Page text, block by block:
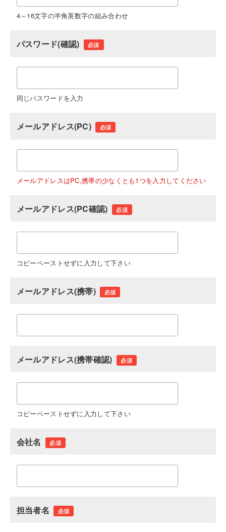
4～16文字の半角英数字の組み合わせ
パスワード(確認) 必須
同じパスワードを入力
メールアドレス(PC) 必須
メールアドレスはPC,携帯の少なくとも1つを入力してください
メールアドレス(PC確認) 必須
コピーペーストせずに入力して下さい
メールアドレス(携帯) 必須
メールアドレス(携帯確認) 必須
コピーペーストせずに入力して下さい
会社名 必須
担当者名 必須